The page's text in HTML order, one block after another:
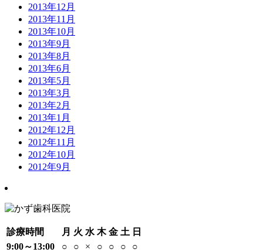
2013年12月
2013年11月
2013年10月
2013年9月
2013年8月
2013年6月
2013年5月
2013年3月
2013年2月
2013年1月
2012年12月
2012年11月
2012年10月
2012年9月
診療時間 月 火 水 木 金 土 日
9:00～13:00
○ ○ × ○ ○ ○
○